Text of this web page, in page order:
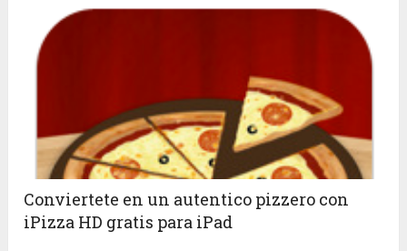
Conviertete en un autentico pizzero con
iPizza HD gratis para iPad